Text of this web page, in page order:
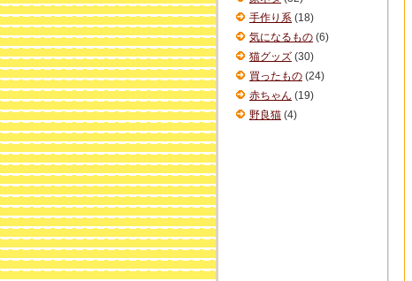
手作り系 (18)
気になるもの (6)
猫グッズ (30)
買ったもの (24)
赤ちゃん (19)
野良猫 (4)